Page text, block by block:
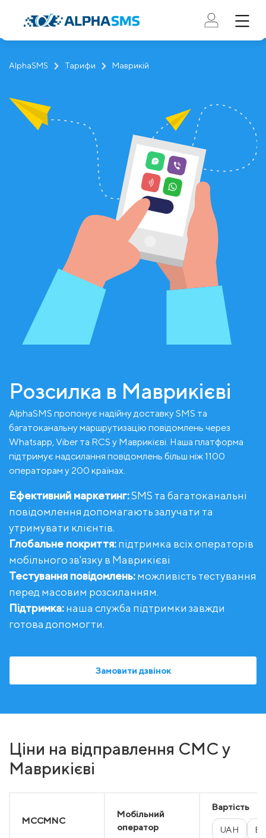
AlphaSMS Тарифи Маврикій
Розсилка в Маврикієві
AlphaSMS пропонує надійну доставку SMS та
багатоканальну маршрутизацію повідомлень через
Whatsapp, Viber та RCS у Маврикієві. Наша платформа
підтримує надсилання повідомлень більш ніж 1100
операторам у 200 країнах.
Ефективний маркетинг:SMS та багатоканальні
повідомлення допомагають залучати та
утримувати клієнтів.
Глобальне покриття:підтримка всіх операторів
мобільного зв'язку в Маврикієві
Тестування повідомлень:можливість тестування
перед масовим розсиланням.
Підтримка:наша служба підтримки завжди
готова допомогти.
Замовити дзвінок
Ціни на відправлення СМС у
Маврикієві
MCCMNC
Мобільний
оператор
Вартість
UAH